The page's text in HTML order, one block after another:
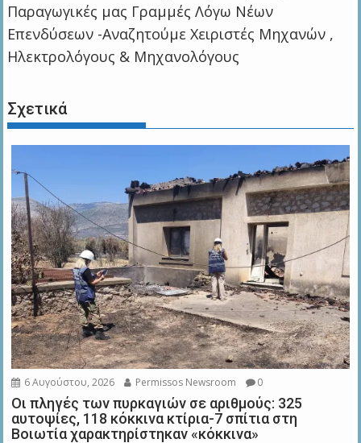
Παραγωγικές μας Γραμμές Λόγω Νέων
Επενδύσεων -Αναζητούμε Χειριστές Μηχανών ,
Ηλεκτρολόγους & Μηχανολόγους
Σχετικά
6 Αυγούστου, 2026 Permissos Newsroom 0
Οι πληγές των πυρκαγιών σε αριθμούς: 325
αυτοψίες, 118 κόκκινα κτίρια-7 σπίτια στη
Βοιωτία χαρακτηρίστηκαν «κόκκινα»